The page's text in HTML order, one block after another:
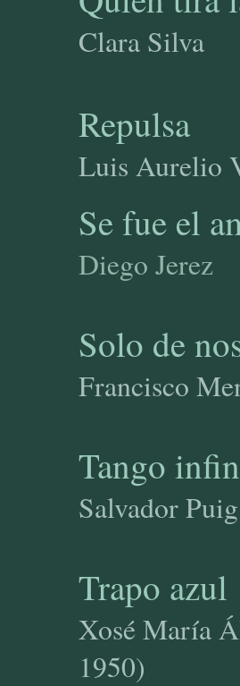
Clara
Repulsa
Luis
Se fue el
Diego
Solo de
Tango
Trapo azul
Xosé
1950)